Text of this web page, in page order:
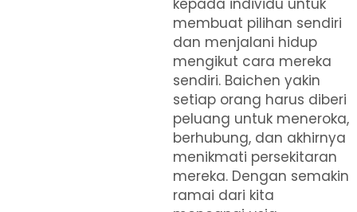
kepada individu untuk
membuat pilihan sendiri
dan menjalani hidup
mengikut cara mereka
sendiri. Baichen yakin
setiap orang harus diberi
peluang untuk meneroka,
berhubung, dan akhirnya
menikmati persekitaran
mereka. Dengan semakin
ramai dari kita